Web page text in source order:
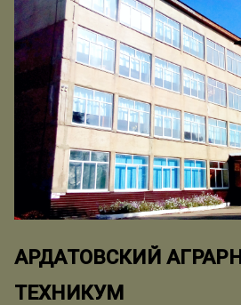
АРДАТОВСКИЙ
ТЕХНИКУМ